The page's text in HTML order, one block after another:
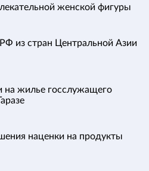
женской фигуры
из стран Центральной Азии
на жилье госслужащего
наценки на продукты